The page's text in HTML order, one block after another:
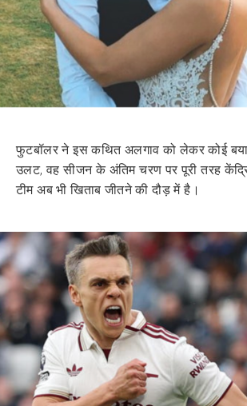
फुटबॉलर ने इस कथित अलगाव को लेकर कोई
उलट, वह सीजन के अंतिम चरण पर पूरी तरह
टीम अब भी खिताब जीतने की दौड़ में है।